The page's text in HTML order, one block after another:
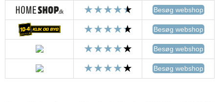
Besøg webshop
Besøg webshop
Besøg webshop
Besøg webshop